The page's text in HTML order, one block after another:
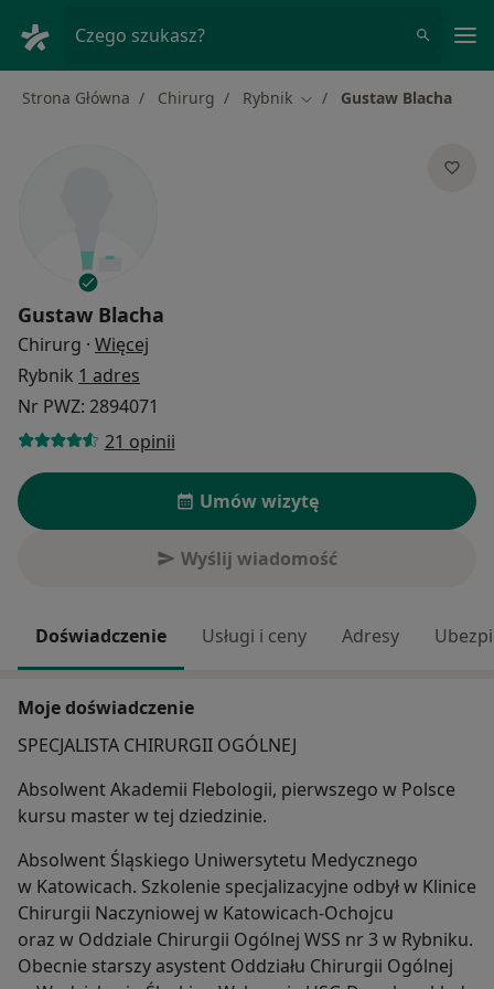
Czego szukasz?
Strona Główna Chirurg Rybnik Zmień miasto
Gustaw Blacha
Gustaw Blacha
Chirurg · Więcej
Rybnik 1 adres
Nr PWZ: 2894071
21 opinii
Umów wizytę
Wyślij wiadomość
Doświadczenie Usługi i ceny Adresy
Moje doświadczenie
SPECJALISTA CHIRURGII OGÓLNEJ
Absolwent Akademii Flebologii, pierwszego w Polsce
kursu master w tej dziedzinie.
Absolwent Śląskiego Uniwersytetu Medycznego
w Katowicach. Szkolenie specjalizacyjne odbył w Klinice
Chirurgii Naczyniowej w Katowicach-Ochojcu
oraz w Oddziale Chirurgii Ogólnej WSS nr 3 w Rybniku.
Obecnie starszy asystent Oddziału Chirurgii Ogólnej